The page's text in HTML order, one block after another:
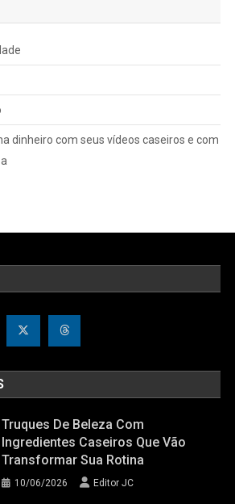
dinheiro com seus vídeos caseiros e com
Truques De Beleza Com
Ingredientes Caseiros Que Vão
Transformar Sua Rotina
10/06/2026 Editor JC